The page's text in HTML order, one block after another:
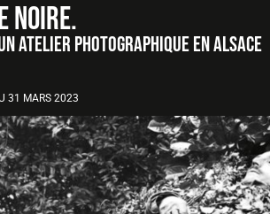
NOIRE.
atelier photographique en Alsace
31 MARS 2023